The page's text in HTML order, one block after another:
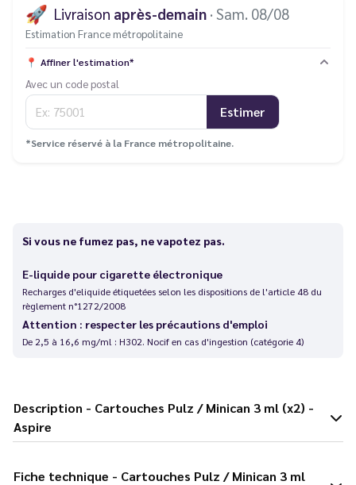
🚀 Livraison après-demain · Sam. 08/08
Estimation France métropolitaine
📍 Affiner l'estimation*
Avec un code postal
Estimer
*Service réservé à la France métropolitaine.
Si vous ne fumez pas, ne vapotez pas.
E-liquide pour cigarette électronique
Recharges d'eliquide étiquetées selon les dispositions de l'article 48 du
règlement n°1272/2008
Attention : respecter les précautions d'emploi
De 2,5 à 16,6 mg/ml : H302. Nocif en cas d'ingestion (catégorie 4)
Description - Cartouches Pulz / Minican 3 ml (x2) -
Aspire
Fiche technique - Cartouches Pulz / Minican 3 ml